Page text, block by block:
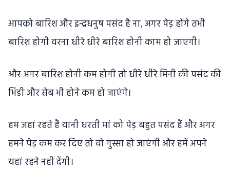
आपको बारिश और इन्द्रधनुष पसंद है ना, अगर पेड़ होंगे तभी
बारिश होगी वरना धीरे धीरे बारिश होनी काम हो जाएगी।
और अगर बारिश होनी कम होगी तो धीरे धीरे मिनी की पसंद की
भिंडी और सेब भी होने कम हो जाएंगे।
हम जहां रहते हैं यानी धरती मां को पेड़ बहुत पसंद हैं और अगर
हमने पेड़ कम कर दिए तो वो गुस्सा हो जाएंगी और हमें अपने
यहां रहने नहीं देंगी।